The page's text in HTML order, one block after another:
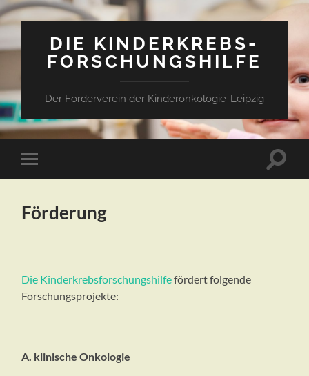
DIE KINDERKREBS-
FORSCHUNGSHILFE
Der Förderverein der Kinderonkologie-Leipzig
Mobile-
Menü
Förderung
Die Kinderkrebsforschungshilfefördert folgende
Forschungsprojekte:
A. klinische Onkologie